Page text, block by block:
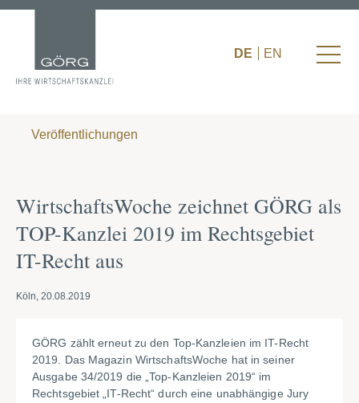
DE EN
Veröffentlichungen
WirtschaftsWoche zeichnet GÖRG als
TOP-Kanzlei 2019 im Rechtsgebiet
IT-Recht aus
Köln, 20.08.2019
GÖRG zählt erneut zu den Top-Kanzleien im IT-Recht
2019. Das Magazin WirtschaftsWoche hat in seiner
Ausgabe 34/2019 die „Top-Kanzleien 2019“ im
Rechtsgebiet „IT-Recht“ durch eine unabhängige Jury